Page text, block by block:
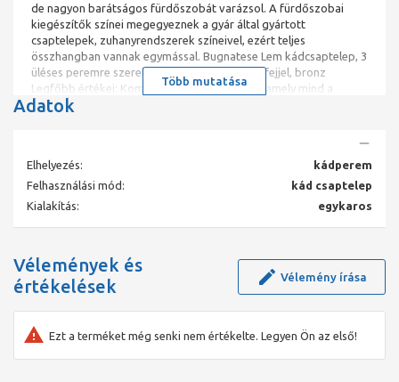
de nagyon barátságos fürdőszobát varázsol. A fürdőszobai
kiegészítők színei megegyeznek a gyár által gyártott
csaptelepek, zuhanyrendszerek színeivel, ezért teljes
összhangban vannak egymással. Bugnatese Lem kádcsaptelep, 3
üléses peremre szerelhető, kihúzható zuhanyfejjel, bronz
Legfőbb értékei: Komplex bugnatese család, amely mind a
konyhája, mind pedig a fürdőszobája összehangolt stílusát
kaphatók Esőztető-rendszer Színek: Króm Króm-arany
Szálcsiszolt króm Rame/ Réz Bronz Matt bronz Arany Tuskan
bronz
Több mutatása
Adatok
Elhelyezés:
kádperem
Felhasználási mód:
kád csaptelep
Kialakítás:
egykaros
Vélemények és
értékelések
Vélemény írása
Ezt a terméket még senki nem értékelte. Legyen Ön az első!